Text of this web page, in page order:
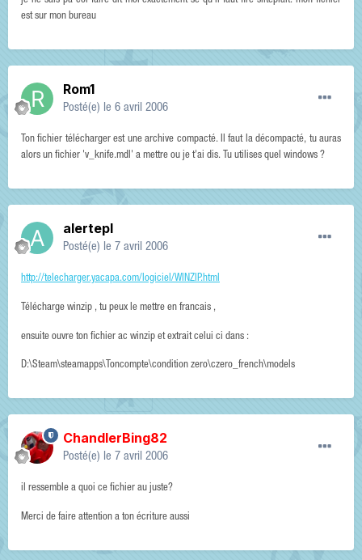
est sur mon bureau
Rom1
Posté(e) le 6 avril 2006
Ton fichier télécharger est une archive compacté. Il faut la décompacté, tu auras
alors un fichier 'v_knife.mdl' a mettre ou je t'ai dis. Tu utilises quel windows ?
alertepl
Posté(e) le 7 avril 2006
http://telecharger.yacapa.com/logiciel/WINZIP.html
Télécharge winzip , tu peux le mettre en francais ,
ensuite ouvre ton fichier ac winzip et extrait celui ci dans :
D:\Steam\steamapps\Toncompte\condition zero\czero_french\models
ChandlerBing82
Posté(e) le 7 avril 2006
il ressemble a quoi ce fichier au juste?
Merci de faire attention a ton écriture aussi